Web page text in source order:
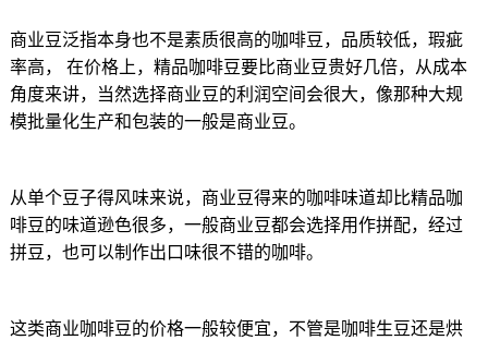
商业豆泛指本身也不是素质很高的咖啡豆，品质较低，瑕疵
率高， 在价格上，精品咖啡豆要比商业豆贵好几倍，从成本
角度来讲，当然选择商业豆的利润空间会很大，像那种大规
模批量化生产和包装的一般是商业豆。
从单个豆子得风味来说，商业豆得来的咖啡味道却比精品咖
啡豆的味道逊色很多，一般商业豆都会选择用作拼配，经过
拼豆，也可以制作出口味很不错的咖啡。
这类商业咖啡豆的价格一般较便宜，不管是咖啡生豆还是烘